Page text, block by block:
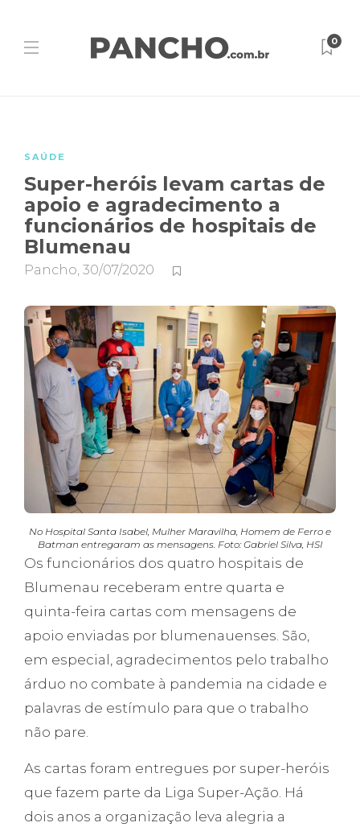
0
SAÚDE
Super-heróis levam cartas de
apoio e agradecimento a
funcionários de hospitais de
Blumenau
Pancho, 30/07/2020
No Hospital Santa Isabel, Mulher Maravilha, Homem de Ferro e
Batman entregaram as mensagens. Foto: Gabriel Silva, HSI
Os funcionários dos quatro hospitais de
Blumenau receberam entre quarta e
quinta-feira cartas com mensagens de
apoio enviadas por blumenauenses. São,
em especial, agradecimentos pelo trabalho
árduo no combate à pandemia na cidade e
palavras de estímulo para que o trabalho
não pare.
As cartas foram entregues por super-heróis
que fazem parte da Liga Super-Ação. Há
dois anos a organização leva alegria a